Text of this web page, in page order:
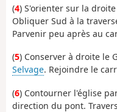
(4) S'orienter sur la
Obliquer Sud à la
Parvenir peu après au
(5) Conserver à droite le
Selvage. Rejoindre le
(6) Contourner l'église
direction du pont.